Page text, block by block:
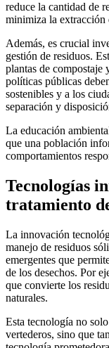
reduce la cantidad de
minimiza la extracción
Además, es crucial
gestión de residuos.
plantas de compostaje
políticas públicas
sostenibles y a los
separación y
La educación
que una población
comportamientos
Tecnologías
tratamiento
La innovación
manejo de residuos
emergentes que
de los desechos. Por
que convierte los
naturales.
Esta tecnología no
vertederos, sino que